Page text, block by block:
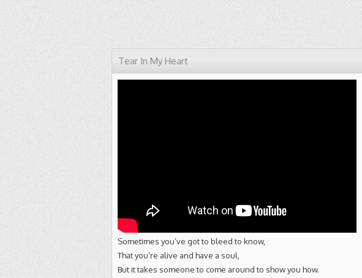
Tear In My Heart
Sometimes you’ve got to bleed to know,
That you’re alive and have a soul,
But it takes someone to come around to show you how.